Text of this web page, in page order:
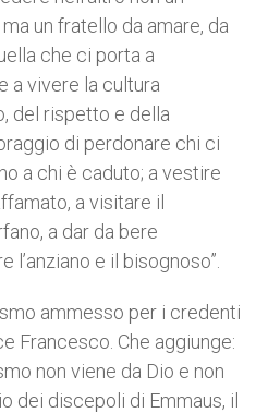
un fratello da amare, da
che ci porta a
a vivere la cultura
del rispetto e della
di perdonare chi ci
a chi è caduto; a vestire
a visitare il
a dar da bere
l’anziano e il bisognoso”.
ammesso per i credenti
Francesco. Che aggiunge:
non viene da Dio e non
dei discepoli di Emmaus, il